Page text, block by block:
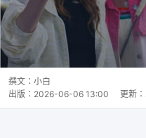
撰文： 小白
出版： 2026-06-06 13:00 更新：